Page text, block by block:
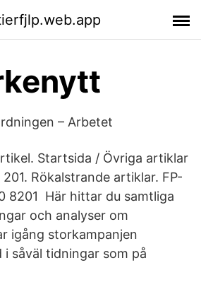
– Arbetet
Startsida / Övriga artiklar
Rökalstrande artiklar. FP-
8201​ Här hittar du samtliga
och analyser om
igång storkampanjen
i såväl tidningar som på